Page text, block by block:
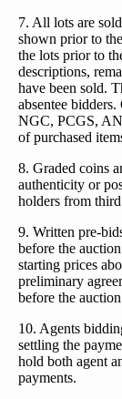
7. All lots are
shown prior to
the lots prior to
descriptions,
have been sold.
absentee
NGC, PCGS,
of purchased
8. Graded coins
authenticity or
holders from
9. Written pre-
before the
starting prices
preliminary
before the auction
10. Agents
settling the
hold both agent
payments.